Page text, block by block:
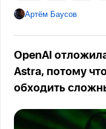
Артём Баусов
OpenAI
Astra, потому
обходить